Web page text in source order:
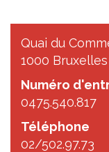
Quai du
1000 Bruxelles
Numéro
0475.540.817
Téléphone
02/502.97.73